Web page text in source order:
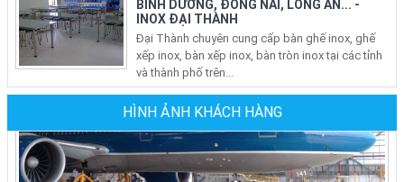
xếp inox, bàn xếp inox, bàn tròn inox tại các tỉnh
và thành phố trên...
BÁN BÀN GHẾ INOX, BÀN TRÒN INOX, BÀN
XẾP INOX, GHẾ XẾP VĂN PHÒNG TẠI CÁC
QUẬN Ở TP HCM
Nhu Cầu sử dụng bàn ghế inox, bộ bàn tròn inox
304 cho phòng ăn gia đình, ghế xếp văn phòng
tại các quận ở tphcm ngày...
Ghế Sắt Nhà Hàng Tiệc Cưới Tại TPHCM
HÌNH ẢNH KHÁCH HÀNG